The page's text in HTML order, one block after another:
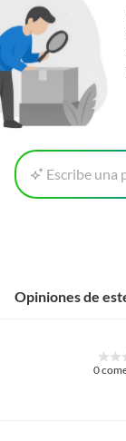
Escribe una
Opiniones de
0